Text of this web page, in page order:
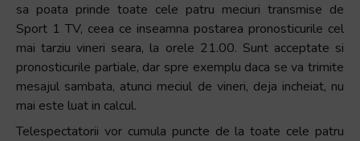
sa poata prinde toate cele patru meciuri transmise de
Sport 1 TV, ceea ce inseamna postarea pronosticurile cel
mai tarziu vineri seara, la orele 21.00. Sunt acceptate si
pronosticurile partiale, dar spre exemplu daca se va trimite
mesajul sambata, atunci meciul de vineri, deja incheiat, nu
mai este luat in calcul.
Telespectatorii vor cumula puncte de la toate cele patru